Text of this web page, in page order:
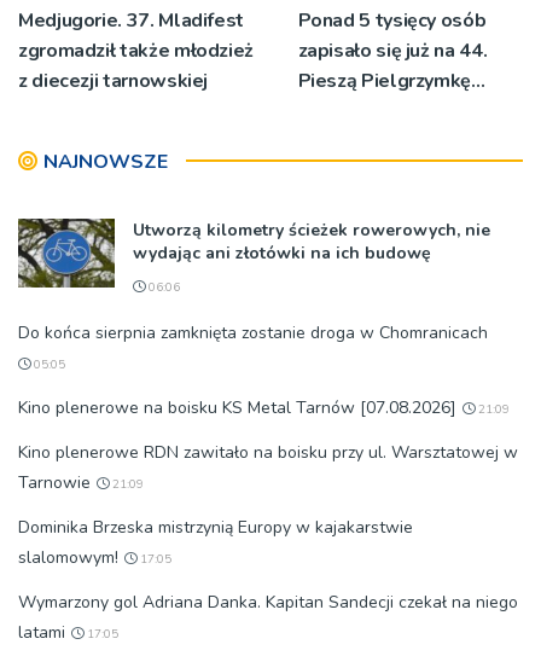
Medjugorie. 37. Mladifest
zgromadził także młodzież
z diecezji tarnowskiej
Ponad 5 tysięcy osób
zapisało się już na 44.
Pieszą Pielgrzymkę
NAJNOWSZE
Utworzą kilometry ścieżek rowerowych, nie
wydając ani złotówki na ich budowę
06:06
Do końca sierpnia zamknięta zostanie droga w Chomranicach
05:05
Kino plenerowe na boisku KS Metal Tarnów [07.08.2026] 21:09
Kino plenerowe RDN zawitało na boisku przy ul. Warsztatowej w
Tarnowie
21:09
Dominika Brzeska mistrzynią Europy w kajakarstwie
slalomowym!
17:05
Wymarzony gol Adriana Danka. Kapitan Sandecji czekał na niego
latami
17:05